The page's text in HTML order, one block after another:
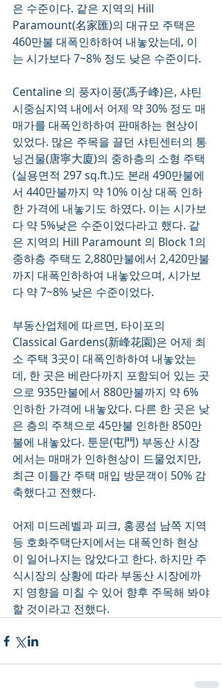
은 수준이다. 같은 지역의 Hill
Paramount(名家匯)의 대규모 주택은
460만불 대폭인하하여 내놓았는데, 이
는 시가보다 7~8% 정도 낮은 수준이다.
Centaline 의 풍자이풍(馮子峰)은, 샤틴
시중심지역 내에서 어제 약 30% 정도 매
매가를 대폭인하하여 판매하는 현상이
있었다. 많은 주목을 끌던 샤틴센터의 통
닝건물(唐寧大廈)의 중하층의 소형 주택
(실용면적 297 sq.ft.)도 본래 490만불에
서 440만불까지 약 10% 이상 대폭 인하
한 가격에 내놓기도 하였다. 이는 시가보
다 약 5%낮은 수준이었다라고 했다. 같
은 지역의 Hill Paramount 의 Block 1의
중하층 주택도 2,880만불에서 2,420만불
까지 대폭인하하여 내놓았으며, 시가보
다 약 7~8% 낮은 수준이었다.
부동산업체에 따르면, 타이포의
Classical Gardens(新峰花園)은 어제 최
소 주택 3곳이 대폭인하하여 내놓았는
데, 한 곳은 베란다까지 포함되어 있는 곳
으로 935만불에서 880만불까지 약 6%
인하한 가격에 내놓았다. 다른 한 곳은 낮
은 층의 주책으로 45만불 인하한 850만
불에 내놓았다. 툰문(屯門) 부동산 시장
에서는 매매가 인하현상이 드물었지만,
최근 이틀간 주택 매입 방문객이 50% 감
축했다고 전했다.
어제 미드레벨과 피크, 홍콩섬 남쪽 지역
등 호화주택단지에서는 대폭인하 현상
이 일어나지는 않았다고 한다. 하지만 주
식시장의 상황에 따라 부동산 시장에까
지 영향을 미칠 수 있어 향후 주목해 봐야
할 것이라고 전했다.